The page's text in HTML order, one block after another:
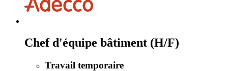
Chef d'équipe bâtiment (H/F)
Travail temporaire